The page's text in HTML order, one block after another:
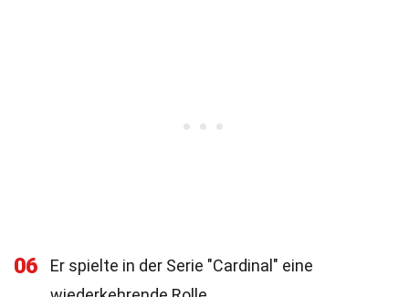
06
Er spielte in der Serie "Cardinal" eine